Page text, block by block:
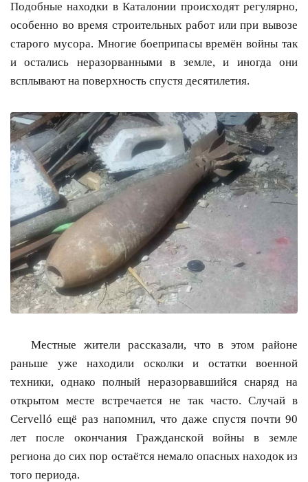
Подобные находки в Каталонии происходят регулярно,
особенно во время строительных работ или при вывозе
старого мусора. Многие боеприпасы времён войны так
и остались неразорванными в земле, и иногда они
всплывают на поверхность спустя десятилетия.
Местные жители рассказали, что в этом районе
раньше уже находили осколки и остатки военной
техники, однако полный неразорвавшийся снаряд на
открытом месте встречается не так часто. Случай в
Cervelló ещё раз напомнил, что даже спустя почти 90
лет после окончания Гражданской войны в земле
региона до сих пор остаётся немало опасных находок из
того периода.